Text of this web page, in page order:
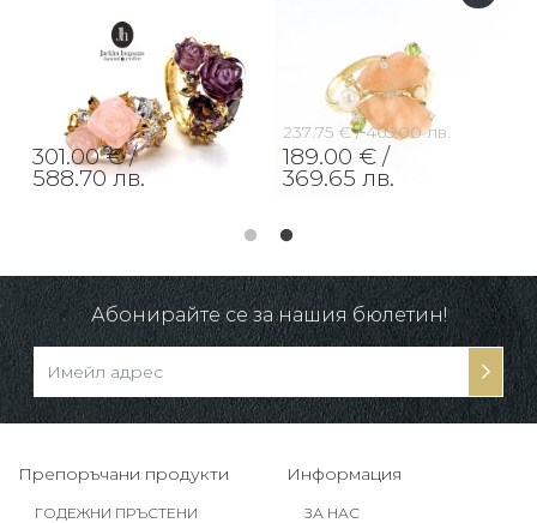
301.00 € /
588.70 лв.
237.75 € / 465.00 лв.
189.00 € /
369.65 лв.
Абонирайте се за нашия бюлетин!
Препоръчани продукти
ГОДЕЖНИ ПРЪСТЕНИ
Информация
ЗА НАС